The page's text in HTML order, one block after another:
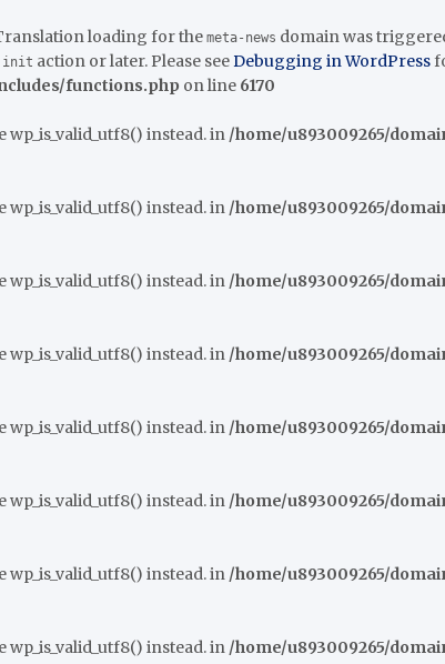
loading for the meta-news domain was
init action or later. Please seeDebugging in WordPress
functions.php on line 6170
wp_is_valid_utf8() instead. in /home/u893009265/
wp_is_valid_utf8() instead. in /home/u893009265/
wp_is_valid_utf8() instead. in /home/u893009265/
wp_is_valid_utf8() instead. in /home/u893009265/
wp_is_valid_utf8() instead. in /home/u893009265/
wp_is_valid_utf8() instead. in /home/u893009265/
wp_is_valid_utf8() instead. in /home/u893009265/
wp_is_valid_utf8() instead. in /home/u893009265/